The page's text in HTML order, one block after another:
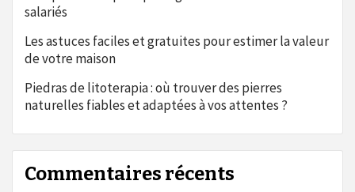
salariés
Les astuces faciles et gratuites pour estimer la valeur
de votre maison
Piedras de litoterapia : où trouver des pierres
naturelles fiables et adaptées à vos attentes ?
Commentaires récents